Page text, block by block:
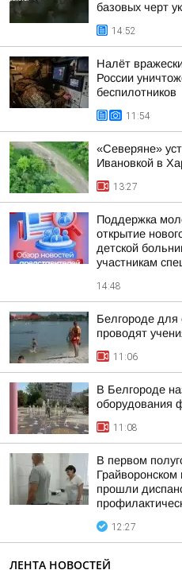
базовых черт
14:52
Налёт
России
беспилотников
11:54
«Северяне»
Ивановкой в
13:27
Поддержка
открытие
детской
участникам
14:48
Белгороде для
проводят
11:06
В Белгороде
оборудования
11:08
В первом
Грайворонском
прошли
12:27
ЛЕНТА НОВОСТЕЙ